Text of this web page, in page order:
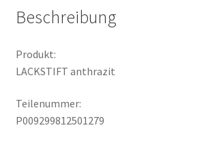
Beschreibung
Produkt:
LACKSTIFT anthrazit
Teilenummer:
P009299812501279